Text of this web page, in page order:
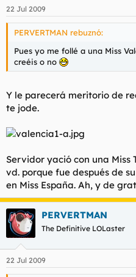
22 Jul 2009
PERVERTMAN rebuznó:
Pues yo me follé a una Miss
creéis o no
Y le parecerá meritorio de
te jode.
Servidor yació con una Miss
vd. porque fue después de
en Miss España. Ah, y de
PERVERTMAN
The Definitive LOLaster
22 Jul 2009